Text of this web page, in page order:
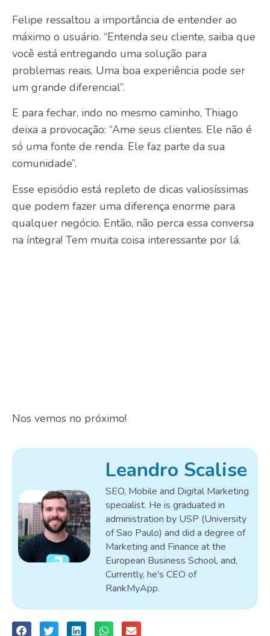
Felipe ressaltou a importância de entender ao
máximo o usuário. “Entenda seu cliente, saiba que
você está entregando uma solução para
problemas reais. Uma boa experiência pode ser
um grande diferencial”.
E para fechar, indo no mesmo caminho, Thiago
deixa a provocação: “Ame seus clientes. Ele não é
só uma fonte de renda. Ele faz parte da sua
comunidade”.
Esse episódio está repleto de dicas valiosíssimas
que podem fazer uma diferença enorme para
qualquer negócio. Então, não perca essa conversa
na íntegra! Tem muita coisa interessante por lá.
Nos vemos no próximo!
Leandro Scalise
SEO, Mobile and Digital Marketing
specialist. He is graduated in
administration by USP (University
of Sao Paulo) and did a degree of
Marketing and Finance at the
European Business School, and,
Currently, he's CEO of
RankMyApp.